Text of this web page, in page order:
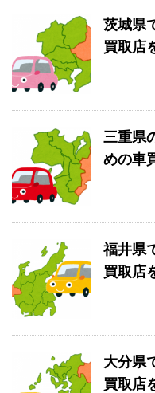
茨城県
買取店
三重県
めの車
福井県
買取店
大分県
買取店